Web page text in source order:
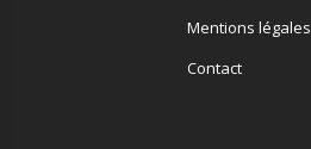
Mentions légales
Contact